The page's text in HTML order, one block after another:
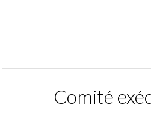
Comité